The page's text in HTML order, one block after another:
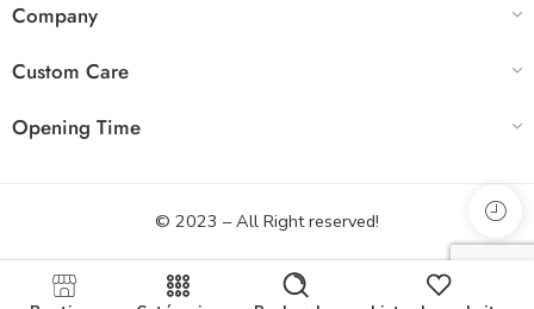
Company
Custom Care
Opening Time
© 2023 – All Right reserved!